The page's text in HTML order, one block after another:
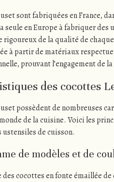
sont fabriquées en France,
seule en Europe à fabriquer des
de la qualité de
à partir de matériaux
prouvant l’engagement de
des cocottes
possèdent de nombreuses
de la cuisine. Voici les
de cuisson.
de modèles et de
des cocottes en fonte émaillée